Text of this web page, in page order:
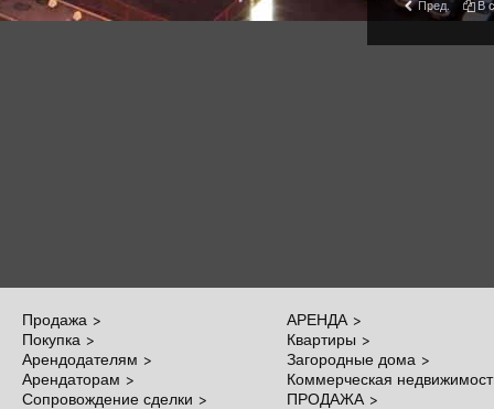
Пред. В
Продажа >
Покупка >
Арендодателям >
Арендаторам >
Сопровождение сделки >
АРЕНДА >
Квартиры >
Загородные дома >
Коммерческая
ПРОДАЖА >